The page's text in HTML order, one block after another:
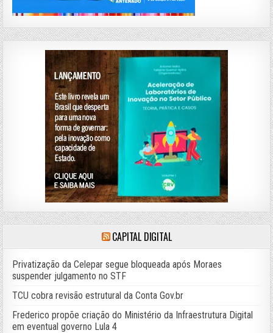
CAPITAL DIGITAL
Privatização da Celepar segue bloqueada após Moraes
suspender julgamento no STF
TCU cobra revisão estrutural da Conta Gov.br
Frederico propõe criação do Ministério da Infraestrutura Digital
em eventual governo Lula 4